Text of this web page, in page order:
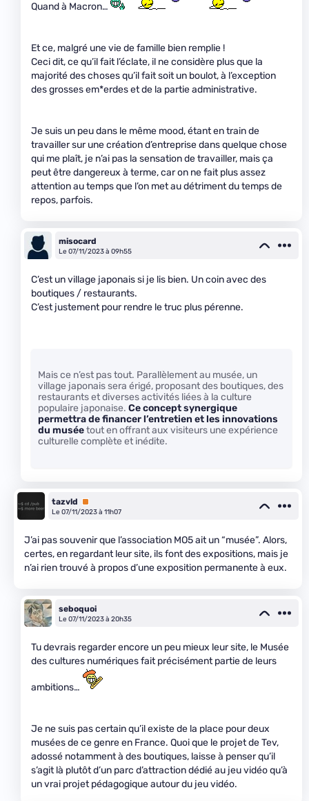
Quand à Macron…
Et ce, malgré une vie de famille bien remplie !
Ceci dit, ce qu’il fait l’éclate, il ne considère plus que la
majorité des choses qu’il fait soit un boulot, à l’exception
des grosses em*erdes et de la partie administrative.
Je suis un peu dans le même mood, étant en train de
travailler sur une création d’entreprise dans quelque chose
qui me plaît, je n’ai pas la sensation de travailler, mais ça
peut être dangereux à terme, car on ne fait plus assez
attention au temps que l’on met au détriment du temps de
repos, parfois.
misocard
Le 07/11/2023 à 09h55
C’est un village japonais si je lis bien. Un coin avec des
boutiques / restaurants.
C’est justement pour rendre le truc plus pérenne.
Mais ce n’est pas tout. Parallèlement au musée, un
village japonais sera érigé, proposant des boutiques, des
restaurants et diverses activités liées à la culture
populaire japonaise. Ce concept synergique
permettra de financer l’entretien et les innovations
du muséetout en offrant aux visiteurs une expérience
culturelle complète et inédite.
tazvld
Premium
Le 07/11/2023 à 11h07
J’ai pas souvenir que l’association MO5 ait un “musée”. Alors,
certes, en regardant leur site, ils font des expositions, mais je
n’ai rien trouvé à propos d’une exposition permanente à eux.
seboquoi
Le 07/11/2023 à 20h35
Tu devrais regarder encore un peu mieux leur site, le Musée
des cultures numériques fait précisément partie de leurs
ambitions…
Je ne suis pas certain qu’il existe de la place pour deux
musées de ce genre en France. Quoi que le projet de Tev,
adossé notamment à des boutiques, laisse à penser qu’il
s’agit là plutôt d’un parc d’attraction dédié au jeu vidéo qu’à
un vrai projet pédagogique autour du jeu vidéo.